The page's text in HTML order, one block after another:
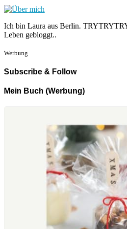
Ich bin Laura aus Berlin.
Leben gebloggt..
Werbung
Subscribe & Follow
Mein Buch (Werbung)